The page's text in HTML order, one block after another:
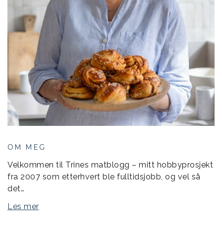
OM MEG
Velkommen til Trines matblogg – mitt hobbyprosjekt
fra 2007 som etterhvert ble fulltidsjobb, og vel så
det…
Les mer